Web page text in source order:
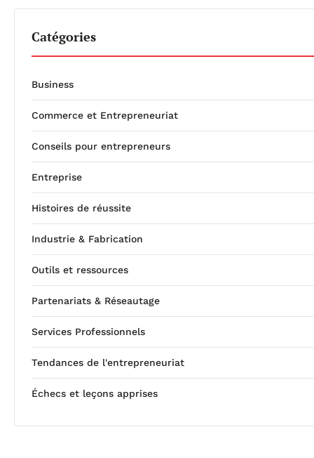
Catégories
Business
Commerce et Entrepreneuriat
Conseils pour entrepreneurs
Entreprise
Histoires de réussite
Industrie & Fabrication
Outils et ressources
Partenariats & Réseautage
Services Professionnels
Tendances de l'entrepreneuriat
Échecs et leçons apprises